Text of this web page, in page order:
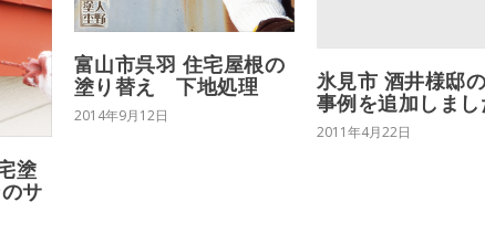
塗
サ
富山市呉羽 住宅屋根の
塗り替え 下地処理
2014年9月12日
氷見市 酒井様邸
事例を追加しまし
2011年4月22日